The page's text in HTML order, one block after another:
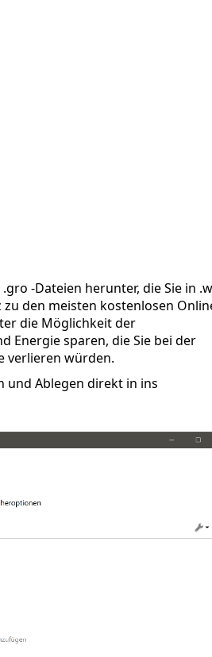
-Dateien herunter, die Sie in
den meisten kostenlosen
die Möglichkeit der
Energie sparen, die Sie bei der
verlieren würden.
und Ablegen direkt in ins